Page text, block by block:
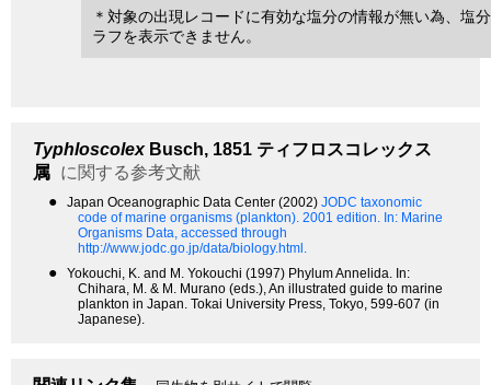
＊対象の出現レコードに有効な塩分の情報が無い為、塩
ラフを表示できません。
TyphloscolexBusch, 1851 ティフロスコレックス
属 に関する参考文献
● Japan Oceanographic Data Center (2002) JODC taxonomic
code of marine organisms (plankton). 2001 edition. In: Marine
Organisms Data, accessed through
http://www.jodc.go.jp/data/biology.html.
●
Yokouchi, K. and M. Yokouchi (1997) Phylum Annelida. In:
Chihara, M. & M. Murano (eds.), An illustrated guide to marine
plankton in Japan. Tokai University Press, Tokyo, 599-607 (in
Japanese).